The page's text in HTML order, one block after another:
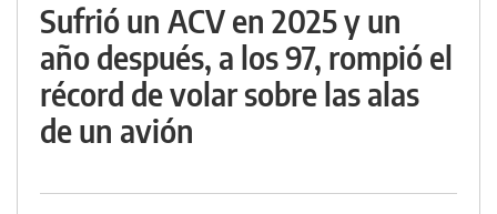
Sufrió un ACV en 2025 y un
año después, a los 97, rompió el
récord de volar sobre las alas
de un avión